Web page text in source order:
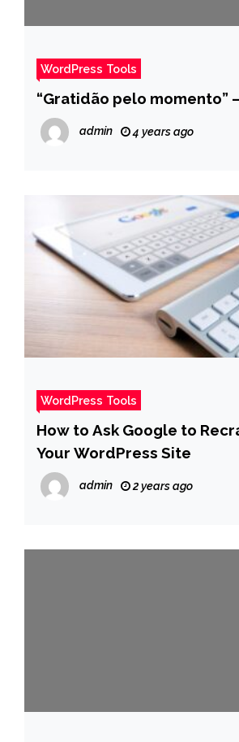
WordPress Tools
“Gratidão pelo momento”
admin 4 years ago
WordPress Tools
How to Ask Google to
Your WordPress Site
admin 2 years ago